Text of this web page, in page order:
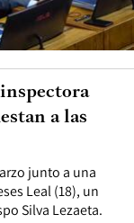
junto a una
Leal (18), un
Silva Lezaeta.
a las